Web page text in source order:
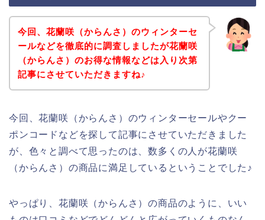
今回、花蘭咲（からんさ）のウィンターセ
ールなどを徹底的に調査しましたが花蘭咲
（からんさ）のお得な情報などは入り次第
記事にさせていただきますね♪
今回、花蘭咲（からんさ）のウィンターセールやクー
ポンコードなどを探して記事にさせていただきました
が、色々と調べて思ったのは、数多くの人が花蘭咲
（からんさ）の商品に満足しているということでした♪
やっぱり、花蘭咲（からんさ）の商品のように、いい